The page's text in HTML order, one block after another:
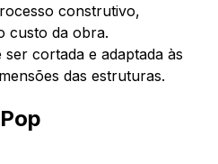
construtivo,
custo da obra.
ser cortada e adaptada às
das estruturas.